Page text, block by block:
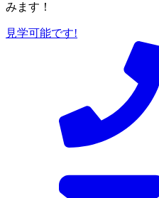
みます！
見学可能です!